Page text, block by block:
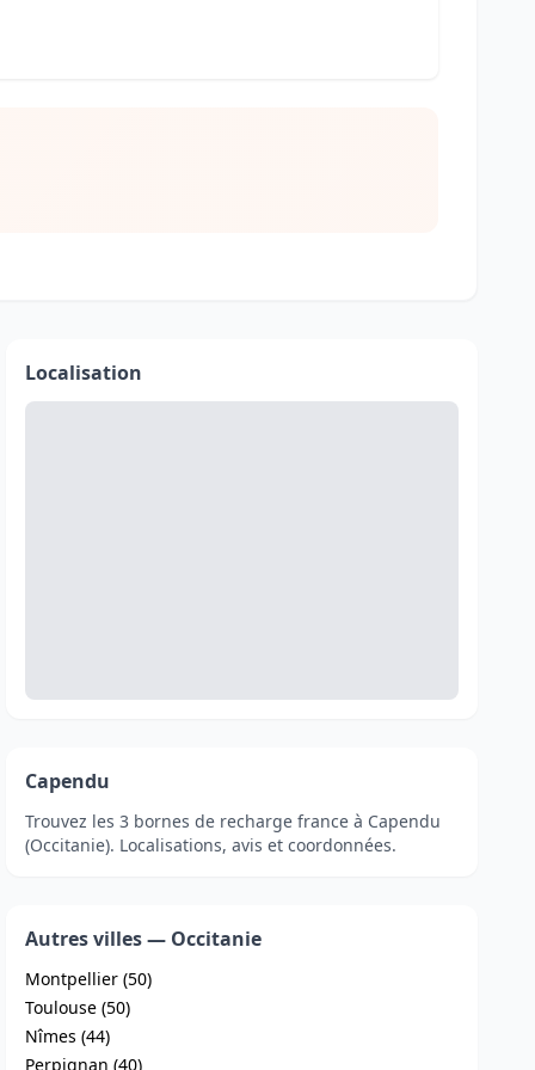
Localisation
Capendu
Trouvez les 3 bornes de recharge france à Capendu
(Occitanie). Localisations, avis et coordonnées.
Autres villes — Occitanie
Montpellier (50)
Toulouse (50)
Nîmes (44)
Perpignan (40)